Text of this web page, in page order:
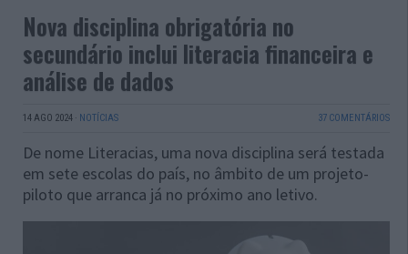
Nova disciplina obrigatória no
secundário inclui literacia financeira e
análise de dados
14 AGO 2024 · NOTÍCIAS 37 COMENTÁRIOS
De nome Literacias, uma nova disciplina será testada
em sete escolas do país, no âmbito de um projeto-
piloto que arranca já no próximo ano letivo.